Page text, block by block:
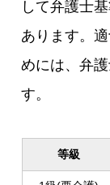
して弁護士
あります。
めには、弁
す。
等級